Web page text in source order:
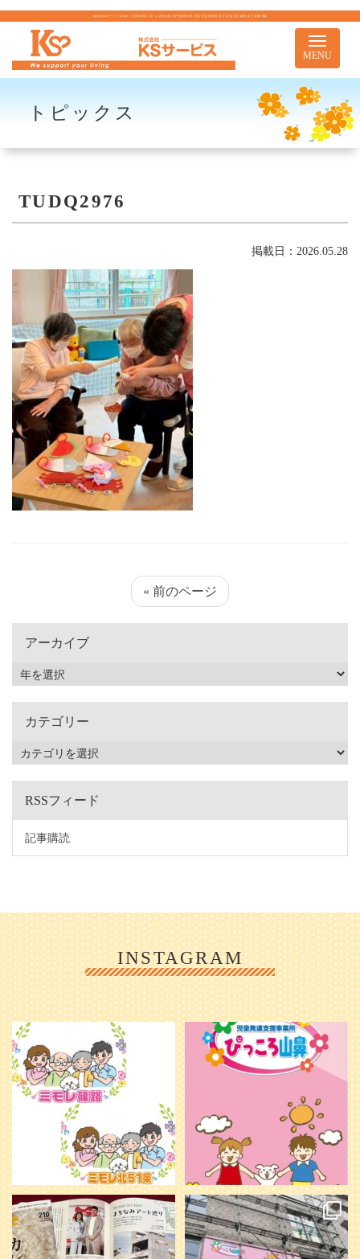
株式会社KSサービス｜札幌市｜住宅型有料老人ホーム 訪問介護 介護予防訪問介護 居宅介護 重度訪問介護 居宅介護支援 移動支援 児童通所事業
Toggle
MENU
トピックス
TUDQ2976
掲載日：2026.05.28
« 前のページ
アーカイブ
カテゴリー
RSSフィード
記事購読
INSTAGRAM
利用者様やご家族の皆さまに、親し
みや温かさが伝わるようなデザイン
を目指し、ミモレのイラストを新し
く作...
20 0
＼ 2026年6月1日 OPEN ／
...
25 0
本日発売のオトンvol.210号に掲載さ
れました！...
28 1
『ぴっころ山鼻』オープンに向けて
準備が着々と進んでいます。
皆さんお楽しみに〜
...
26 0